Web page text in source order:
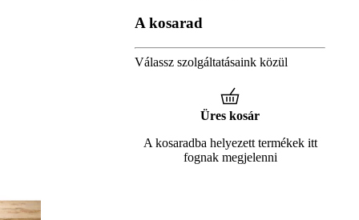
A kosarad
Válassz szolgáltatásaink közül
Üres kosár
A kosaradba helyezett termékek itt
fognak megjelenni